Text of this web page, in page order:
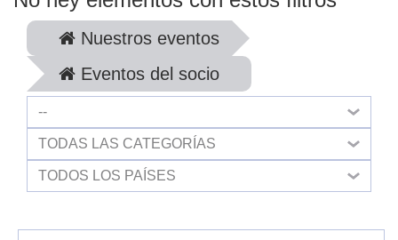
Nuestros eventos
Eventos del socio
--
TODAS LAS CATEGORÍAS
TODOS LOS PAÍSES